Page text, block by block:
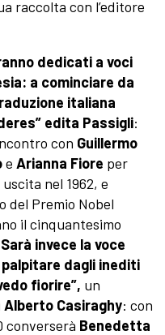
raccolta con l’editore
dedicati a voci
a cominciare da
italiana
edita Passigli:
con Guillermo
e Arianna Fiore per
nel 1962, e
del Premio Nobel
il cinquantesimo
Sarà invece la voce
palpitare dagli inediti
fiorire”, un
Alberto Casiraghy: con
converserà Benedetta